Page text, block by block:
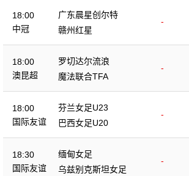
18:00
中冠
广东晨星创尔特
-
赣州红星
18:00
澳昆超
罗切达尔流浪
-
魔法联合TFA
18:00
国际友谊
芬兰女足U23
-
巴西女足U20
18:30
国际友谊
缅甸女足
-
乌兹别克斯坦女足